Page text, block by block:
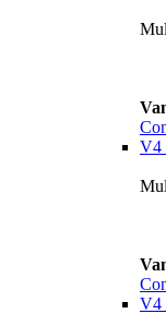
V4
V4